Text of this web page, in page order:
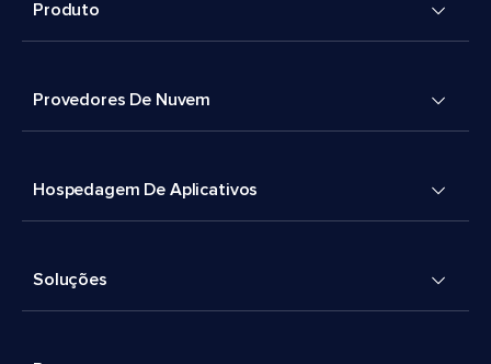
Produto
Provedores De Nuvem
Hospedagem De Aplicativos
Soluções